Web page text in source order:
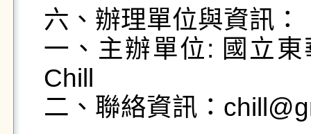
六、辦理單位與資訊：
一、主辦單位: 國立
Chill
二、聯絡資訊：